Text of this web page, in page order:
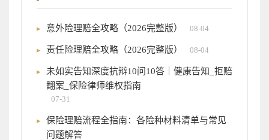
意外险理赔全攻略（2026完整版） 08-04
责任险理赔全攻略（2026完整版） 08-04
未如实告知深度抗辩10问10答｜健康告知_拒赔
翻案_保险律师维权指南
07-31
保险理赔流程全指南：各险种材料清单与常见
问题解答